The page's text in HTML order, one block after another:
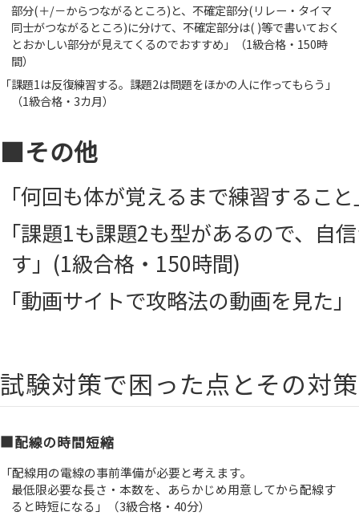
部分(＋/－からつながるところ)と、不確定部分(リレー・タイマ
同士がつながるところ)に分けて、不確定部分は( )等で書いておく
とおかしい部分が見えてくるのでおすすめ」（1級合格・150時
間）
「課題1は反復練習する。課題2は問題をほかの人に作ってもらう」
（1級合格・3カ月）
■その他
「何回も体が覚えるまで練習するこ
「課題1も課題2も型があるので、自
す」(1級合格・150時間)
「動画サイトで攻略法の動画を見た
試験対策で困った点とその対策
■配線の時間短縮
「配線用の電線の事前準備が必要と考えます。
最低限必要な長さ・本数を、あらかじめ用意してから配線す
ると時短になる」（3級合格・40分）